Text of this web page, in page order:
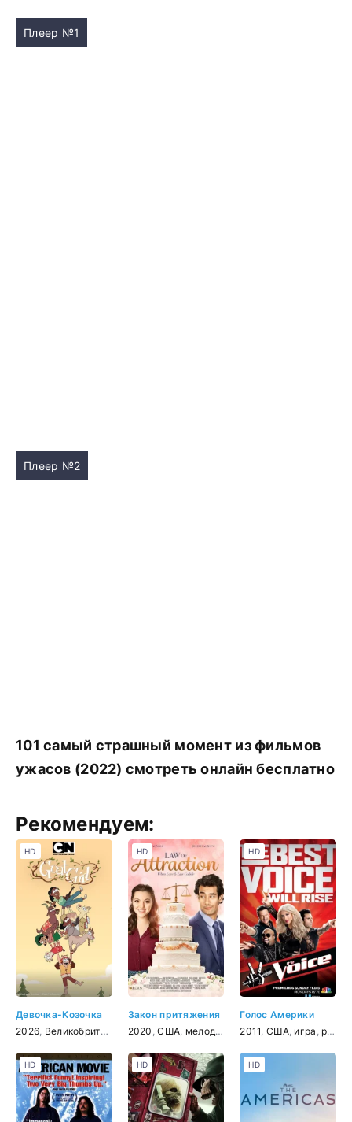
Плеер №1
Плеер №2
101 самый страшный момент из фильмов
ужасов (2022) смотреть онлайн бесплатно
Рекомендуем:
Девочка-Козочка
2026 Великобритания мультфильм,комедия
HD
Закон притяжения
2020 ,США мелодрама
HD
Голос Америки
2011 США, игра реальное ТВ
HD
HD HD HD